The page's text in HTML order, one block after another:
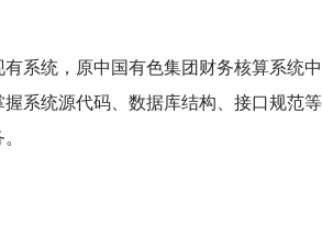
系统，原中国有色集团财务核算系统
系统源代码、数据库结构、接口规范